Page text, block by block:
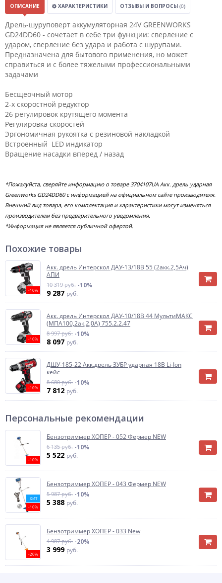
ОПИСАНИЕ ХАРАКТЕРИСТИКИ ОТЗЫВЫ И ВОПРОСЫ (0)
Дрель-шуруповерт аккумуляторная 24V GREENWORKS
GD24DD60 - сочетает в себе три функции: сверление с
ударом, сверление без удара и работа с шурупами.
Предназначена для бытового применения, но может
справиться и с более тяжелыми профессиональными
задачами
Бесщеочный мотор
2-х скоростной редуктор
26 регулировок крутящего момента
Регулировка скоростей
Эргономичная рукоятка с резиновой накладкой
Встроенный LED индикатор
Вращение насадки вперед / назад
*Пожалуйста, сверяйте информацию о товаре 3704107UA Акк. дрель ударная
Greenworks GD24DD60 с информацией на официальном сайте производителя.
Внешний вид товара, его комплектация и характеристики могут изменяться
производителем без предварительного уведомления.
*Информация не является публичной офертой.
Похожие товары
-10%
Акк. дрель Интерскол ДАУ-13/18В 55 (2акк.2,5Ач)
АПИ
10 319 руб. -10%
9 287 руб.
-10%
Акк. дрель Интерскол ДАУ-10/18В 44 МультиМАКС
(МПА100,2ак,2,0А) 755.2.2.47
8 997 руб. -10%
8 097 руб.
-10%
ДШУ-185-22 Акк.дрель ЗУБР ударная 18В Li-Ion
кейс
8 680 руб. -10%
7 812 руб.
Персональные рекомендации
-10%
Бензотриммер ХОПЕР - 052 Фермер NEW
6 135 руб. -10%
5 522 руб.
ХИТ
-10%
Бензотриммер ХОПЕР - 043 Фермер NEW
5 987 руб. -10%
5 388 руб.
-20%
Бензотриммер ХОПЕР - 033 New
4 987 руб. -20%
3 999 руб.